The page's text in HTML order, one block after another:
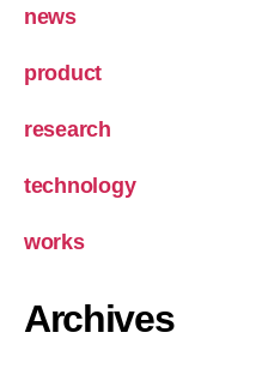
news
product
research
technology
works
Archives